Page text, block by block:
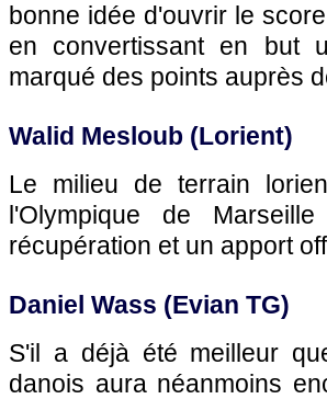
bonne idée d'ouvrir le
en convertissant en but
marqué des points auprès
Walid Mesloub (Lorient)
Le milieu de terrain
l'Olympique de
récupération et un apport
Daniel Wass (Evian TG)
S'il a déjà été meilleur
danois aura néanmoins